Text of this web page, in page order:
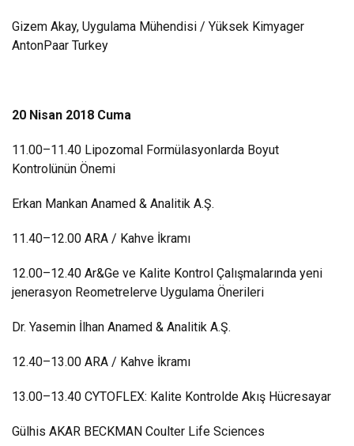
Gizem Akay, Uygulama Mühendisi / Yüksek Kimyager
AntonPaar Turkey
20 Nisan 2018 Cuma
11.00–11.40 Lipozomal Formülasyonlarda Boyut
Kontrolünün Önemi
Erkan Mankan Anamed & Analitik A.Ş.
11.40–12.00 ARA / Kahve İkramı
12.00–12.40 Ar&Ge ve Kalite Kontrol Çalışmalarında yeni
jenerasyon Reometrelerve Uygulama Önerileri
Dr. Yasemin İlhan Anamed & Analitik A.Ş.
12.40–13.00 ARA / Kahve İkramı
13.00–13.40 CYTOFLEX: Kalite Kontrolde Akış Hücresayar
Gülhis AKAR BECKMAN Coulter Life Sciences